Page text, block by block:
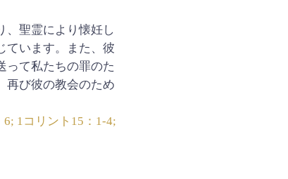
、聖霊により懐妊し
ています。また、彼
って私たちの罪のた
再び彼の教会のため
6; 1コリント15：1-4;